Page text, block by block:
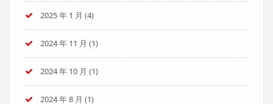
2025 年 1 月 (4)
2024 年 11 月 (1)
2024 年 10 月 (1)
2024 年 8 月 (1)